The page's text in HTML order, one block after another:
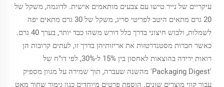
עיקריים של נייר טישו עם צבעים מותאמים אישית. לדוגמה, משקל של
20 גרם מתאים היטב לפריטי סריג, משקל של 30 גרם מתאים יפה
לשמלות, ולבוש חיצוני בדרך כלל דורש משהו כבד יותר, בערך 40 גרם.
כאשר חברות מסטנדרטזות את אריזותיהן בדרך זו, לעתים קרובות הן
רואות ירידה בהוצאות לאחסון בין 15% ל-30%, לפי דו"ח של
'Packaging Digest' מהשנה שעברה, תוך שמירה על מגוון מספיק
עבור קווי מוצרים שונים. הוספת פרטים מיוחדים כגון גימור שחור מאט